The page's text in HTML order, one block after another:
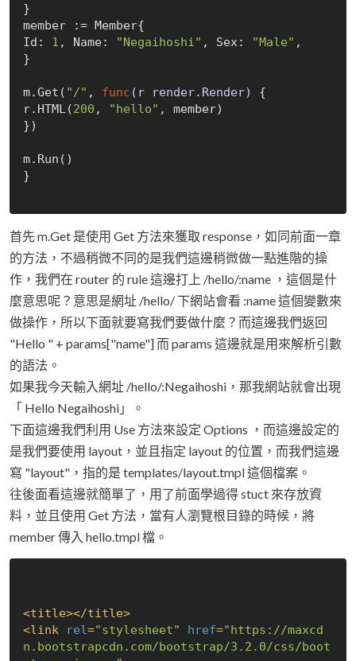
}
member := Member{
Id: 1 , Name: "Negaihoshi" , Sex: "Male" ,
}
m.Get( "/" , func (r render.Render)
{
r.HTML(200 , "hello" , member)
})
m.Run()
}
首先 m.Get 是使用 Get 方法來獲取 response，如同前面一章
的方法，不過稍微不同的是我們這邊稍微做一點進階的操
作，我們在 router 的 rule 這邊打上 /hello/:name ，這個是什
麼意思呢？意思是網址 /hello/ 下網站會看 :name 這個變數來
做操作，所以下面就要寫我們要做什麼？而這邊我們返回
"Hello " + params["name"] 而 params 這邊就是用來解析引數
的語法。
如果我今天輸入網址 /hello/:Negaihoshi，那我網站就會出現
「 Hello Negaihoshi」。
下面這邊我們利用 Use 方法來設定 Options ，而這邊設定的
是我們要使用 layout，並且指定 layout 的位置，而我們這邊
寫 "layout"，指的是 templates/layout.tmpl 這個檔案。
往後面看這邊就簡單了，用了前面學過得 stuct 來存放資
料，並且使用 Get 方法，當有人瀏覽根目錄的時候，將
member 傳入 hello.tmpl 檔。
<title></title>
<link rel="stylesheet" href="https://maxcd
n.bootstrapcdn.com/bootstrap/3.2.0/css/boot